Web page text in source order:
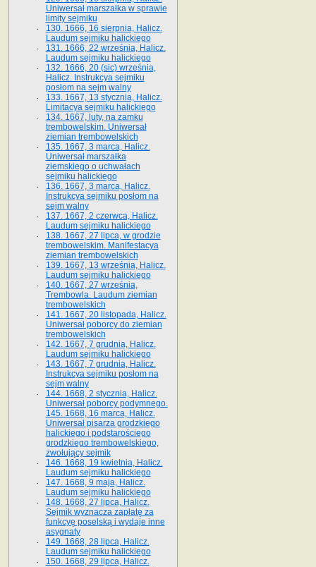
Uniwersał marszałka w sprawie
limity sejmiku
130. 1666, 16 sierpnia, Halicz.
Laudum sejmiku halickiego
131. 1666, 22 września, Halicz.
Laudum sejmiku halickiego
132. 1666, 20 (sic) września,
Halicz. Instrukcya sejmiku
posłom na sejm walny
133. 1667, 13 stycznia, Halicz.
Limitacya sejmiku halickiego
134. 1667, luty, na zamku
trembowelskim. Uniwersał
ziemian trembowelskich
135. 1667, 3 marca, Halicz.
Uniwersał marszałka
ziemskiego o uchwałach
sejmiku halickiego
136. 1667, 3 marca, Halicz.
Instrukcya sejmiku posłom na
sejm walny
137. 1667, 2 czerwca, Halicz.
Laudum sejmiku halickiego
138. 1667, 27 lipca, w grodzie
trembowelskim. Manifestacya
ziemian trembowelskich
139. 1667, 13 września, Halicz.
Laudum sejmiku halickiego
140. 1667, 27 września,
Trembowla. Laudum ziemian
trembowelskich
141. 1667, 20 listopada, Halicz.
Uniwersał poborcy do ziemian
trembowelskich
142. 1667, 7 grudnia, Halicz.
Laudum sejmiku halickiego
143. 1667, 7 grudnia, Halicz.
Instrukcya sejmiku posłom na
sejm walny
144. 1668, 2 stycznia, Halicz.
Uniwersał poborcy podymnego.
145. 1668, 16 marca, Halicz.
Uniwersał pisarza grodzkiego
halickiego i podstarościego
grodzkiego trembowelskiego,
zwołujący sejmik
146. 1668, 19 kwietnia, Halicz.
Laudum sejmiku halickiego
147. 1668, 9 maja, Halicz.
Laudum sejmiku halickiego
148. 1668, 27 lipca, Halicz.
Sejmik wyznacza zapłatę za
funkcyę poselską i wydaje inne
asygnaty
149. 1668, 28 lipca, Halicz.
Laudum sejmiku halickiego
150. 1668, 29 lipca, Halicz.